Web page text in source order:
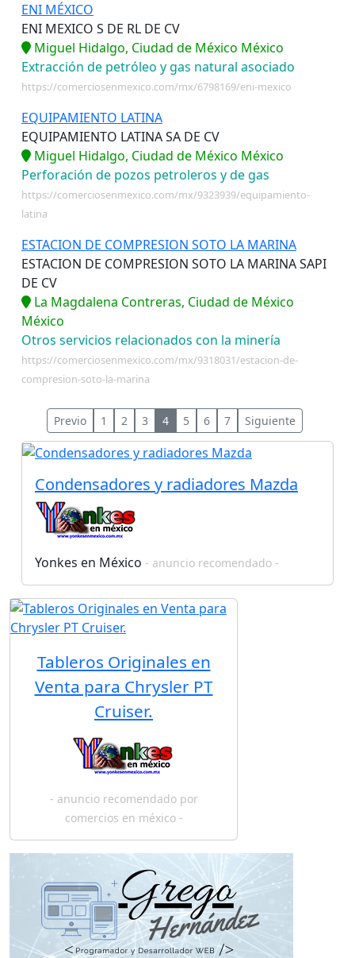
ENI MÉXICO
ENI MEXICO S DE RL DE CV
Miguel Hidalgo, Ciudad de México México
Extracción de petróleo y gas natural asociado
https://comerciosenmexico.com/mx/6798169/eni-mexico
EQUIPAMIENTO LATINA
EQUIPAMIENTO LATINA SA DE CV
Miguel Hidalgo, Ciudad de México México
Perforación de pozos petroleros y de gas
https://comerciosenmexico.com/mx/9323939/equipamiento-
latina
ESTACION DE COMPRESION SOTO LA MARINA
ESTACION DE COMPRESION SOTO LA MARINA SAPI
DE CV
La Magdalena Contreras, Ciudad de México
México
Otros servicios relacionados con la minería
https://comerciosenmexico.com/mx/9318031/estacion-de-
compresion-soto-la-marina
Previo 1 2 3 4 5 6 7 Siguiente
Condensadores y radiadores Mazda
Yonkes en México - anuncio recomendado -
Tableros Originales en
Venta para Chrysler PT
Cruiser.
- anuncio recomendado por
comercios en méxico -